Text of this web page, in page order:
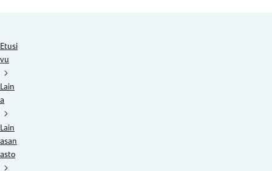
Etusi
vu
Lain
a
Lain
asan
asto